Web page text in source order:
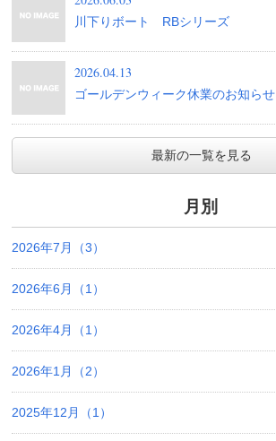
川下りボート RBシリーズ
2026.04.13
ゴールデンウィーク休業のお知らせ
最新の一覧を見る
月別
2026年7月（3）
2026年6月（1）
2026年4月（1）
2026年1月（2）
2025年12月（1）